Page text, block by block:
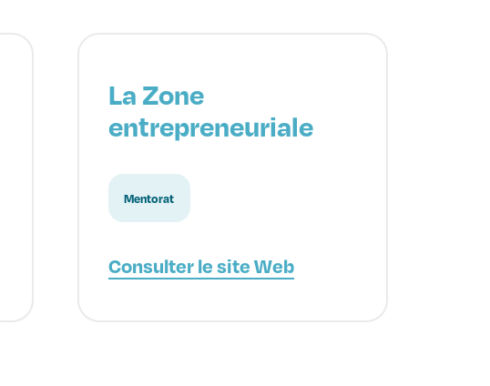
La Zone
entrepreneuriale
Mentorat
Consulter le site Web